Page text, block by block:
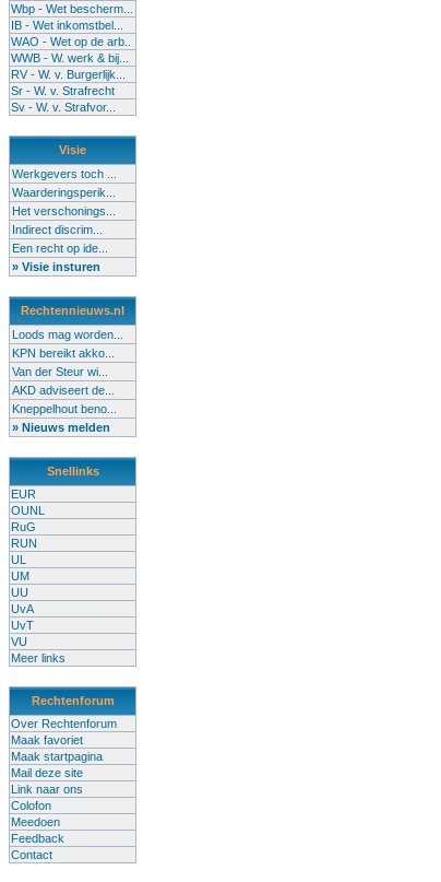
Wbp - Wet bescherm...
IB - Wet inkomstbel...
WAO - Wet op de arb..
WWB - W. werk & bij...
RV - W. v. Burgerlijk...
Sr - W. v. Strafrecht
Sv - W. v. Strafvor...
Visie
Werkgevers toch ...
Waarderingsperik...
Het verschonings...
Indirect discrim...
Een recht op ide...
» Visie insturen
Rechtennieuws.nl
Loods mag worden...
KPN bereikt akko...
Van der Steur wi...
AKD adviseert de...
Kneppelhout beno...
» Nieuws melden
Snellinks
EUR
OUNL
RuG
RUN
UL
UM
UU
UvA
UvT
VU
Meer links
Rechtenforum
Over Rechtenforum
Maak favoriet
Maak startpagina
Mail deze site
Link naar ons
Colofon
Meedoen
Feedback
Contact